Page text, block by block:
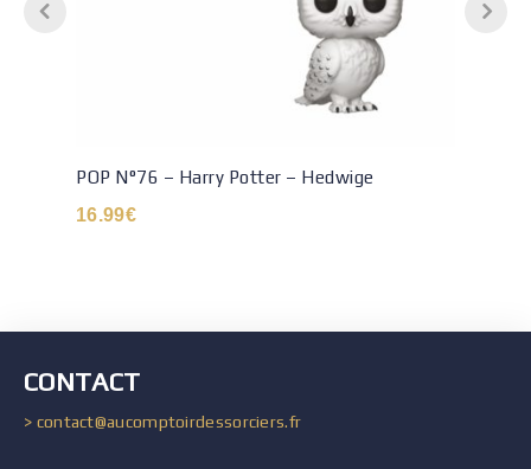
POP N°76 – Harry Potter – Hedwige
16.99€
CONTACT
> contact@aucomptoirdessorciers.fr